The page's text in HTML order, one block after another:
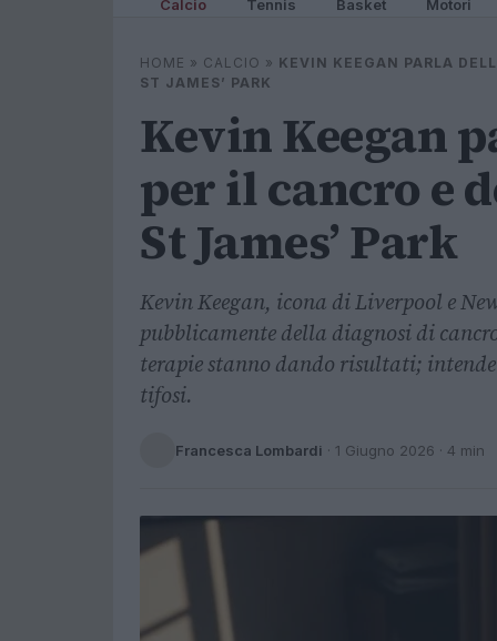
Calcio Tennis Basket Motori
HOME » CALCIO » KEVIN KEEGAN PARLA
ST JAMES’ PARK
Kevin Keegan
per il cancro e
St James’ Park
Kevin Keegan, icona di Liverpool e
pubblicamente della diagnosi di
terapie stanno dando risultati;
tifosi.
Francesca Lombardi · 1 Giugno 2026 · 4 min